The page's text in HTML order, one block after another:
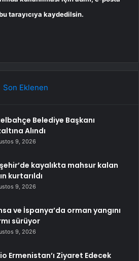
tarayıcıya kaydedilsin.
Son Eklenen
Belediye Başkanı
Alındı
9, 2026
kayalıkta mahsur kalan
kurtarıldı
9, 2026
ve İspanya’da orman yangını
sürüyor
9, 2026
Ermenistan’ı Ziyaret Edecek